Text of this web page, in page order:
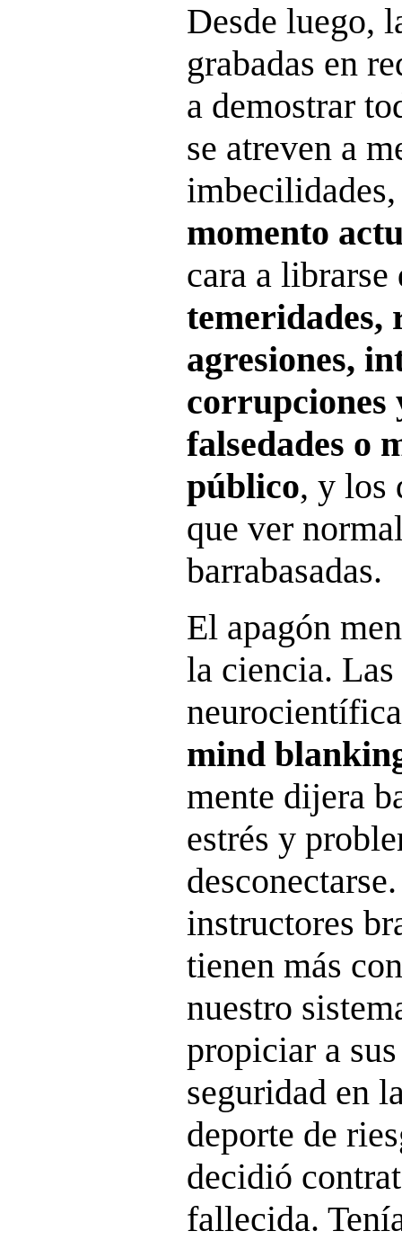
Desde luego,
grabadas en
a demostrar
se atreven a
momento
cara a
temeridades,
agresiones,
corrupciones
falsedades o
público, y los
que ver
barrabasadas.
El apagón
la ciencia.
mind
mente dijera
estrés y
instructores
tienen más
nuestro
propiciar a
seguridad en
deporte de
decidió
fallecida.